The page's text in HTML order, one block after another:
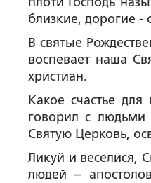
близкие, дорогие -
В святые
воспевает наша
христиан.
Какое счастье
говорил с людьми
Святую Церковь,
Ликуй и веселися,
людей –